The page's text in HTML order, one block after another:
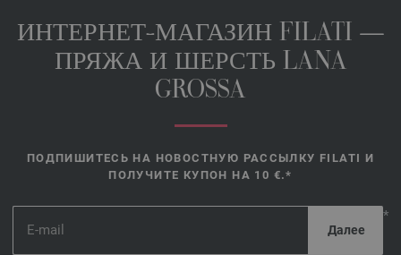
ИНТЕРНЕТ-МАГАЗИН FILATI —
ПРЯЖА И ШЕРСТЬ LANA
GROSSA
ПОДПИШИТЕСЬ НА НОВОСТНУЮ РАССЫЛКУ FILATI И
ПОЛУЧИТЕ КУПОН НА 10 €.*
*